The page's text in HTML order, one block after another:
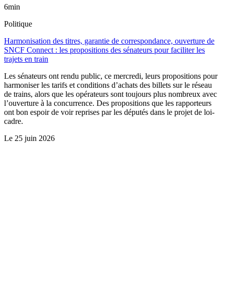
6min
Politique
Harmonisation des titres, garantie de correspondance, ouverture de
SNCF Connect : les propositions des sénateurs pour faciliter les
trajets en train
Les sénateurs ont rendu public, ce mercredi, leurs propositions pour
harmoniser les tarifs et conditions d’achats des billets sur le réseau
de trains, alors que les opérateurs sont toujours plus nombreux avec
l’ouverture à la concurrence. Des propositions que les rapporteurs
ont bon espoir de voir reprises par les députés dans le projet de loi-
cadre.
Le 25 juin 2026